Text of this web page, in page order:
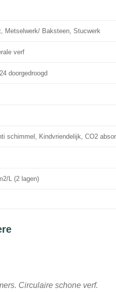
Metselwerk/ Baksteen, Stucwerk
verf
doorgedroogd
schimmel, Kindvriendelijk, CO2
L (2 lagen)
Circulaire schone verf.